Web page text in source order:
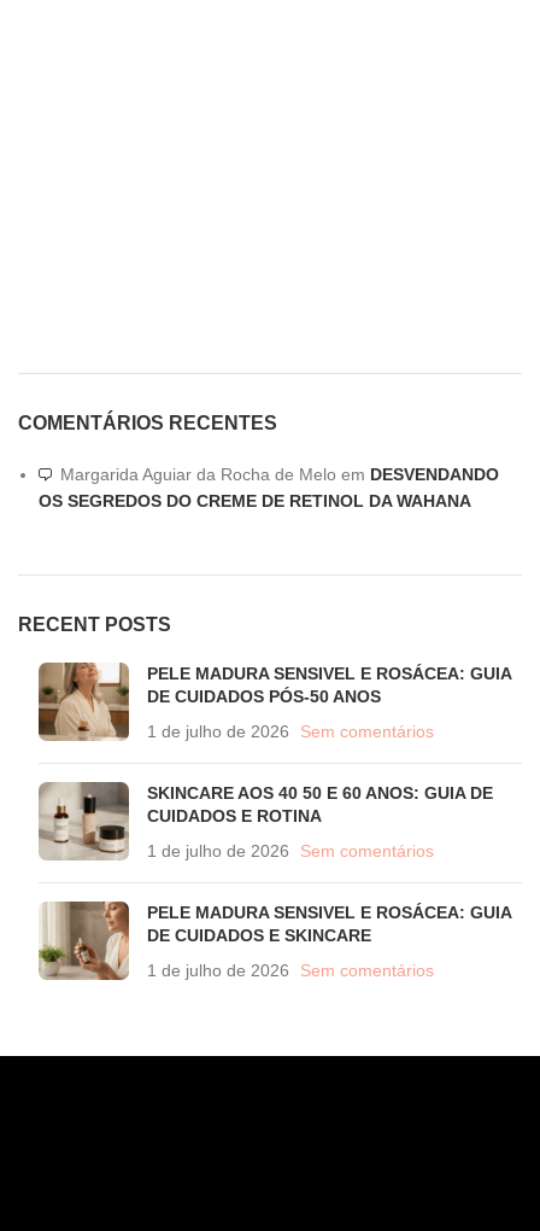
COMENTÁRIOS RECENTES
Margarida Aguiar da Rocha de Melo em DESVENDANDO
OS SEGREDOS DO CREME DE RETINOL DA WAHANA
RECENT POSTS
PELE MADURA SENSIVEL E ROSÁCEA: GUIA
DE CUIDADOS PÓS-50 ANOS
1 de julho de 2026
Sem comentários
SKINCARE AOS 40 50 E 60 ANOS: GUIA DE
CUIDADOS E ROTINA
1 de julho de 2026
Sem comentários
PELE MADURA SENSIVEL E ROSÁCEA: GUIA
DE CUIDADOS E SKINCARE
1 de julho de 2026
Sem comentários